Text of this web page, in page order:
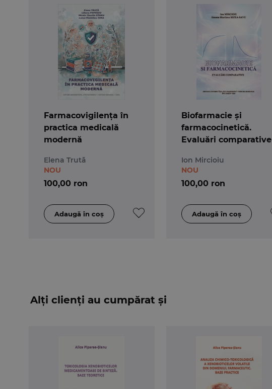
Farmacovigilența în
practica medicală
modernă
Elena Trută
100,00 ron
NOU
Biofarmacie și
farmacocinetică.
Evaluări comparative
Ion Mircioiu
100,00 ron
NOU
Alți clienți au cumpărat și